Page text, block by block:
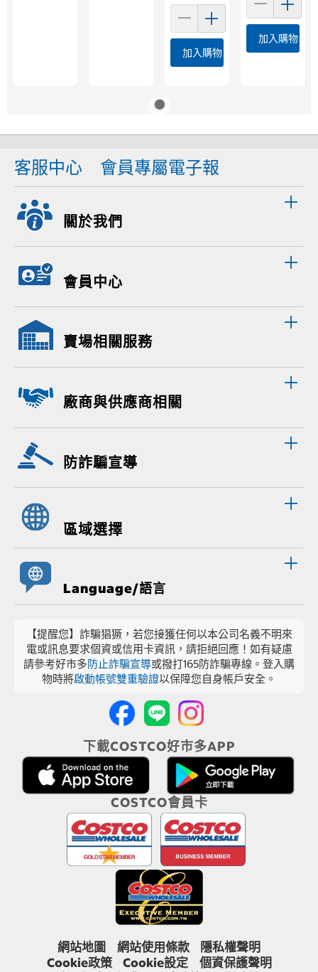
加入購物車
加入購物車
客服中心 會員專屬電子報
關於我們
會員中心
賣場相關服務
廠商與供應商相關
防詐騙宣導
區域選擇
Language/語言
【提醒您】詐騙猖獗，若您接獲任何以本公司名義不明來
電或訊息要求個資或信用卡資訊，請拒絕回應！如有疑慮
請參考好市多防止詐騙宣導或撥打165防詐騙專線。登入購
物時將啟動帳號雙重驗證以保障您自身帳戶安全。
下載COSTCO好市多APP
COSTCO會員卡
網站地圖 網站使用條款
隱私權聲明
Cookie政策
Cookie設定
個資保護聲明